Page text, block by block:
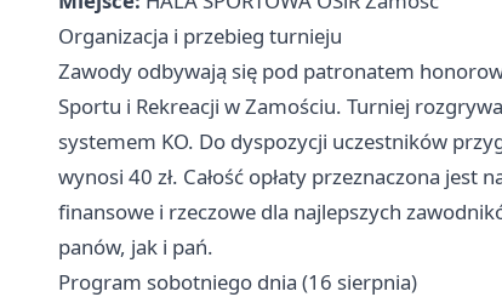
Organizacja i przebieg turnieju
Zawody odbywają się pod patronatem
Sportu i Rekreacji w Zamościu. Turniej
systemem KO. Do dyspozycji uczestników
wynosi 40 zł. Całość opłaty przeznaczona
finansowe i rzeczowe dla najlepszych
panów, jak i pań.
Program sobotniego dnia (16 sierpnia)